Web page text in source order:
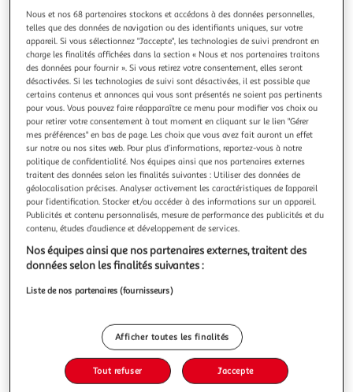
DOUCEUR D'INTÉRIEUR
Tringle déco extensible bolla 40-60cm noir
Informations Techniques : Dimensions : L. 40-60 x D. 1 cm
Matières : Fer & Aluminium Spécificités : Tringle extensible
Extension : de 40 à 60 cm Très robuste & charmante Poids :
0.102 kg Couleur : Noir
En savoir +
Vendu par Paris Prix
Livr. ou retrait dès 3/4 jours
A partir de 7,99€
Plus d'options
Nous et nos 68 partenaires stockons et accédons à des données personnelles,
telles que des données de navigation ou des identifiants uniques, sur votre
appareil. Si vous sélectionnez "J'accepte", les technologies de suivi prendront en
charge les finalités affichées dans la section « Nous et nos partenaires traitons
des données pour fournir ». Si vous retirez votre consentement, elles seront
désactivées. Si les technologies de suivi sont désactivées, il est possible que
certains contenus et annonces qui vous sont présentés ne soient pas pertinents
pour vous. Vous pouvez faire réapparaître ce menu pour modifier vos choix ou
pour retirer votre consentement à tout moment en cliquant sur le lien "Gérer
mes préférences" en bas de page. Les choix que vous avez fait auront un effet
sur notre ou nos sites web. Pour plus d’informations, reportez-vous à notre
politique de confidentialité. Nos équipes ainsi que nos partenaires externes
traitent des données selon les finalités suivantes : Utiliser des données de
géolocalisation précises. Analyser activement les caractéristiques de l’appareil
pour l’identification. Stocker et/ou accéder à des informations sur un appareil.
Publicités et contenu personnalisés, mesure de performance des publicités et du
contenu, études d’audience et développement de services.
Nos équipes ainsi que nos partenaires externes, traitent des
données selon les finalités suivantes :
Liste de nos partenaires (fournisseurs)
Afficher toutes les finalités
Tout refuser J'accepte